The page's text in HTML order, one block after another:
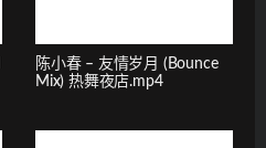
陈小春 – 友情岁月 (Bounce
Mix) 热舞夜店.mp4